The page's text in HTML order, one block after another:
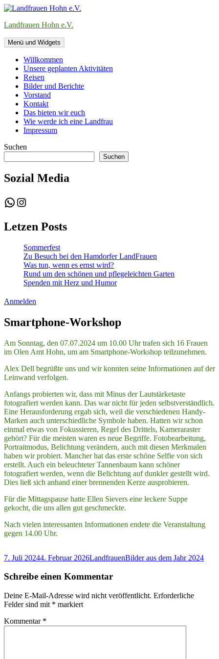
Zum
springen
Landfrauen Hohn e.V.
Menü und Widgets
Willkommen
Unsere geplanten Aktivitäten
Reisen
Bilder und Berichte
Vorstand
Kontakt
Das bieten wir euch
Wie werde ich eine Landfrau
Impressum
Suchen
Suchen
Sozial Media
WhatsApp
Instagram
Letzen Posts
Sommerfest
Zu Besuch bei den Hamdorfer LandFrauen
Was tun, wenn es ernst wird?
Rund um den schönen und pflegeleichten Garten
Spenden mit Herz und Humor
Anmelden
Smartphone-Workshop
Am Sonntag, den 07.07.2024 um 10.00 Uhr trafen sich 16 Frauen
im Olen Amt Hohn, um am Smartphone-Workshop teilzunehmen.
Alex Dell begrüßte uns und wir konnten seine Informationen auf der
Leinwand verfolgen.
Anfangs probierten wir, dass mit Minus der Lautstärketaste
fotografiert werden kann. Das war nicht für jeden selbstverständlich.
Eine Herausforderung ergab sich, weil die verschiedenen Handy-
Marken auch unterschiedliche Symbole haben. Hatten wir schon
einmal etwas von Fokussieren, Regel des Drittels, Kameraraster
gehört? Für die meisten waren es neue Begriffe. Fotobearbeitung,
Portraitmodus, Belichtung verändern, auch mit diesen Merkmalen
haben wir probiert. Mancher hat das erste schöne Selfie von sich
erstellt. Auch ein beleuchteter Tannenbaum kann schöner
fotografiert werden, wenn die Belichtung auf dunkler gestellt wird.
Dies ließ sich anhand einer brennenden Kerze ausprobieren.
Für die Mittagspause hatte Ellen Sievers eine leckere Suppe
gekocht, die uns allen gut geschmeckte.
Nach vielen interessanten Informationen endete die Veranstaltung
gegen 14.00 Uhr.
Veröffentlicht
7. Juli 20244. Februar 2026Autor
LandfrauenKategorien
Bilder aus dem Jahr 2024
Schreibe einen Kommentar
Deine E-Mail-Adresse wird nicht veröffentlicht. Erforderliche
Felder sind mit * markiert
Kommentar *